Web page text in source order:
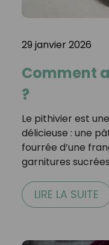
29 janvier 2026
Comment
?
Le pithivier est
délicieuse : une
fourrée d’une
garnitures
LIRE LA SUITE